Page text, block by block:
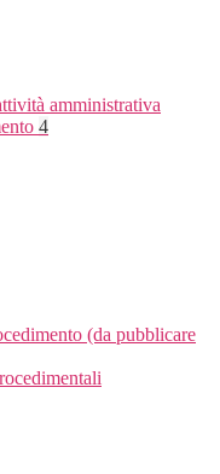
amministrativa
4
(da pubblicare